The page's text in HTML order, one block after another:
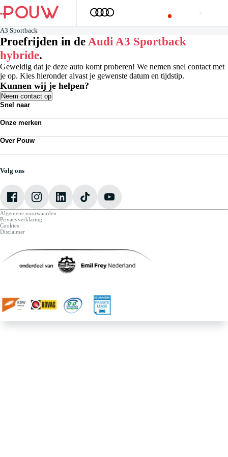
A3 Sportback
Proefrijden in de Audi A3 Sportback
hybride.
Geweldig dat je deze auto komt proberen! We nemen snel contact met
je op. Kies hieronder alvast je gewenste datum en tijdstip.
Kunnen wij je helpen?
Neem contact op
Snel naar
Bedrijfswagens
Acties
Vestigingen
Onze merken
Audi
Škoda
VW Bedrijfswagens
Over Pouw
Vacatures
Mijn Pouw
Volg ons
Algemene voorwaarden
Privacyverklaring
Cookies
Disclaimer